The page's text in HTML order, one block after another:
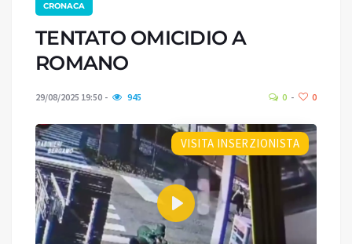
CRONACA
TENTATO OMICIDIO A
ROMANO
29/08/2025 19:50 945 0 0
VISITA INSERZIONISTA
Play